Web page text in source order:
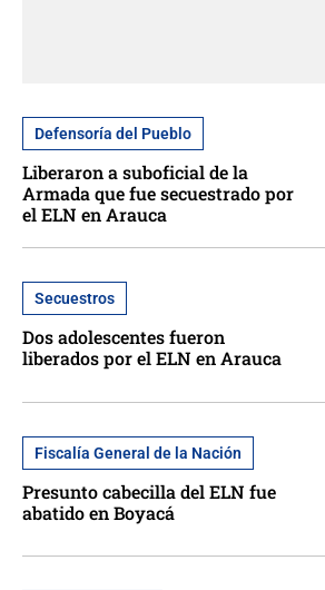
Defensoría del Pueblo
Liberaron a suboficial de la
Armada que fue secuestrado por
el ELN en Arauca
Secuestros
Dos adolescentes fueron
liberados por el ELN en Arauca
Fiscalía General de la Nación
Presunto cabecilla del ELN fue
abatido en Boyacá